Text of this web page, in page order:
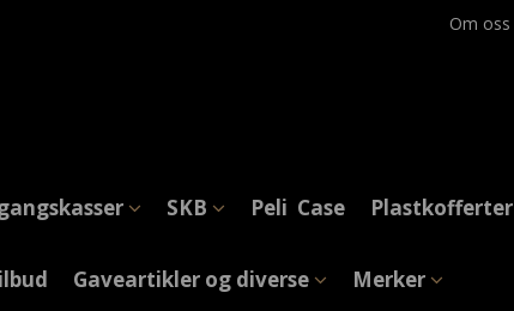
Om oss
SKB Peli  Case Plastkofferter
Gaveartikler og diverse Merker